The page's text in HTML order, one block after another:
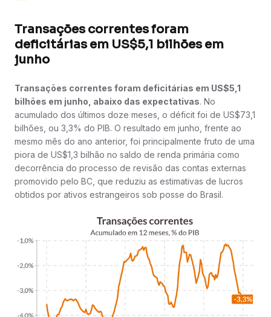
Transações correntes foram
deficitárias em US$5,1 bilhões em
junho
Transações correntes foram deficitárias em US$5,1
bilhões em junho, abaixo das expectativas. No
acumulado dos últimos doze meses, o déficit foi de US$73,1
bilhões, ou 3,3% do PIB. O resultado em junho, frente ao
mesmo mês do ano anterior, foi principalmente fruto de uma
piora de US$1,3 bilhão no saldo de renda primária como
decorrência do processo de revisão das contas externas
promovido pelo BC, que reduziu as estimativas de lucros
obtidos por ativos estrangeiros sob posse do Brasil.